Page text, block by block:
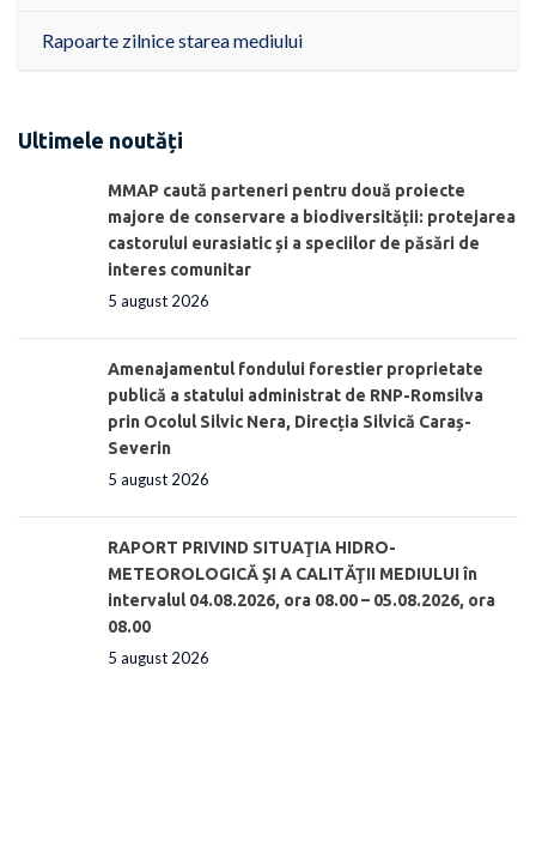
Rapoarte zilnice starea mediului
Ultimele noutăți
MMAP caută parteneri pentru două proiecte
majore de conservare a biodiversității: protejarea
castorului eurasiatic și a speciilor de păsări de
interes comunitar
5 august 2026
Amenajamentul fondului forestier proprietate
publică a statului administrat de RNP-Romsilva
prin Ocolul Silvic Nera, Direcția Silvică Caraș-
Severin
5 august 2026
RAPORT PRIVIND SITUAŢIA HIDRO-
METEOROLOGICĂ ŞI A CALITĂŢII MEDIULUI în
intervalul 04.08.2026, ora 08.00 – 05.08.2026, ora
08.00
5 august 2026